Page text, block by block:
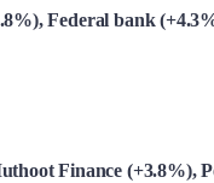
Federal bank
Finance (+3.8%),